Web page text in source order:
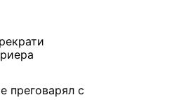
преговарял с